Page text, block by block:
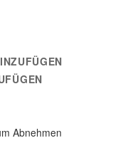
Abnehmen